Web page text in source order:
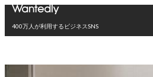
400万人が利用するビジネスSNS